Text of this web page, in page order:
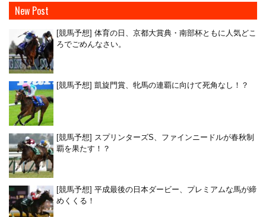
New Post
[競馬予想] 体育の日、京都大賞典・南部杯ともに人気どこ
ろでごめんなさい。
[競馬予想] 凱旋門賞、牝馬の連覇に向けて死角なし！？
[競馬予想] スプリンターズS、ファインニードルが春秋制
覇を果たす！？
[競馬予想] 平成最後の日本ダービー、プレミアムな馬が締
めくくる！